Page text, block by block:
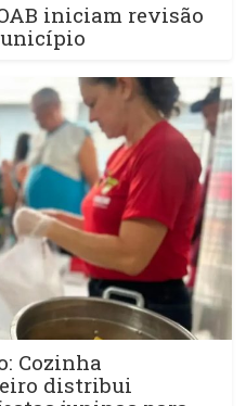
iniciam revisão
Cozinha
distribui